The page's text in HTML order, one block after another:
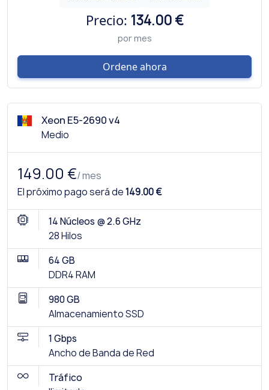
Precio: 134.00 €
por mes
Ordene ahora
Xeon E5-2690 v4
Medio
149.00 €/ mes
El próximo pago será de149.00 €
14 Núcleos @ 2.6 GHz
28 Hilos
64 GB
DDR4 RAM
980 GB
Almacenamiento SSD
1 Gbps
Ancho de Banda de Red
Tráfico